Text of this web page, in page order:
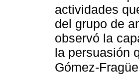
actividades
del grupo de
observó la
la persuasión
Gómez-